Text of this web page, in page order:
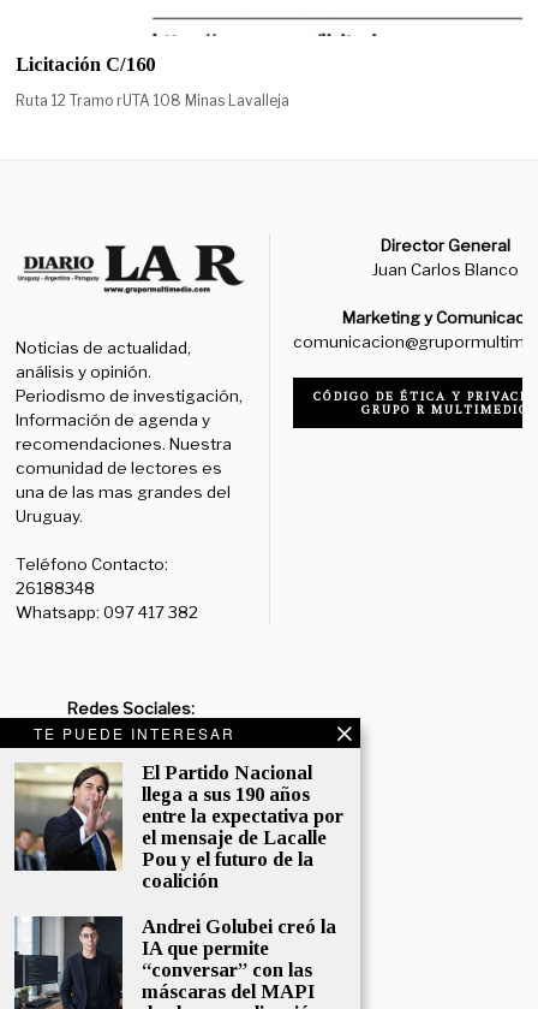
TE PUEDE INTERESAR
El Partido Nacional
llega a sus 190 años
entre la expectativa por
el mensaje de Lacalle
Pou y el futuro de la
coalición
Andrei Golubei creó la
IA que permite
“conversar” con las
máscaras del MAPI
Licitación C/160
Ruta 12 Tramo rUTA 108 Minas Lavalleja
Noticias de actualidad,
análisis y opinión.
Periodismo de investigación,
Información de agenda y
recomendaciones. Nuestra
comunidad de lectores es
una de las mas grandes del
Uruguay.
Teléfono Contacto:
26188348
Whatsapp: 097 417 382
Director General
Juan Carlos Blanco
Marketing y
CÓDIGO DE ÉTICA Y
GRUPO R MULTIMEDIO
Redes Sociales:
Diario:Facebook: /diariolaruy
@diariolar_uy
Departamento Comercial:
comercial@grupormultimedio.com
avisos@grupormultimedio.com
Administración:
administracion@grupormultimedio.com